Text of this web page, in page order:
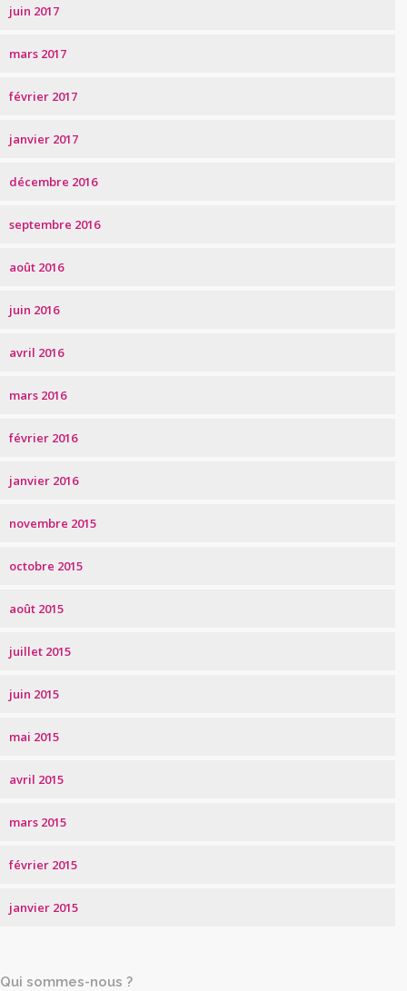
juin 2017
mars 2017
février 2017
janvier 2017
décembre 2016
septembre 2016
août 2016
juin 2016
avril 2016
mars 2016
février 2016
janvier 2016
novembre 2015
octobre 2015
août 2015
juillet 2015
juin 2015
mai 2015
avril 2015
mars 2015
février 2015
janvier 2015
Qui sommes-nous ?